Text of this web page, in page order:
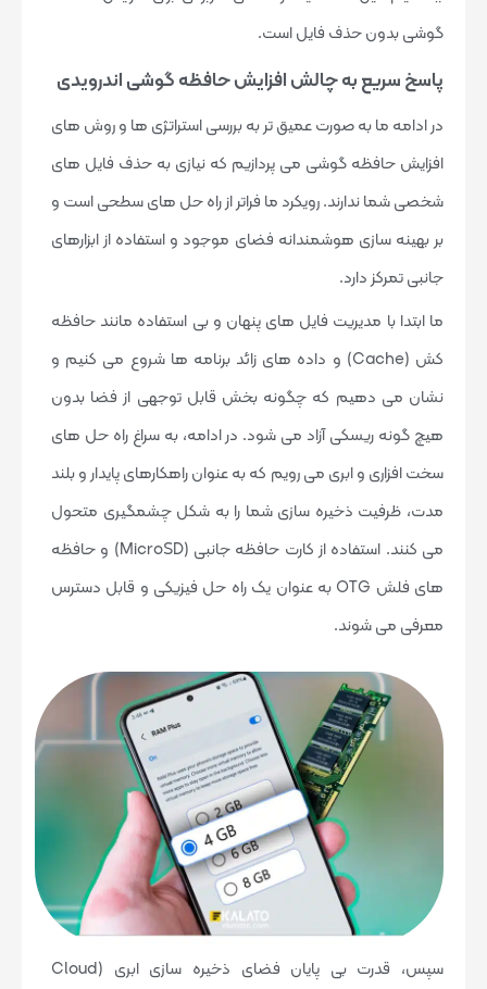
گوشی بدون حذف فایل است.
پاسخ سریع به چالش افزایش حافظه گوشی اندرویدی
در ادامه ما به صورت عمیق تر به بررسی استراتژی ها و روش های
افزایش حافظه گوشی می پردازیم که نیازی به حذف فایل های
شخصی شما ندارند. رویکرد ما فراتر از راه حل های سطحی است و
بر بهینه سازی هوشمندانه فضای موجود و استفاده از ابزارهای
جانبی تمرکز دارد.
ما ابتدا با مدیریت فایل های پنهان و بی استفاده مانند حافظه
کش (Cache) و داده های زائد برنامه ها شروع می کنیم و
نشان می دهیم که چگونه بخش قابل توجهی از فضا بدون
هیچ گونه ریسکی آزاد می شود. در ادامه، به سراغ راه حل های
سخت افزاری و ابری می رویم که به عنوان راهکارهای پایدار و بلند
مدت، ظرفیت ذخیره سازی شما را به شکل چشمگیری متحول
می کنند. استفاده از کارت حافظه جانبی (MicroSD) و حافظه
های فلش OTG به عنوان یک راه حل فیزیکی و قابل دسترس
معرفی می شوند.
سپس، قدرت بی پایان فضای ذخیره سازی ابری (Cloud